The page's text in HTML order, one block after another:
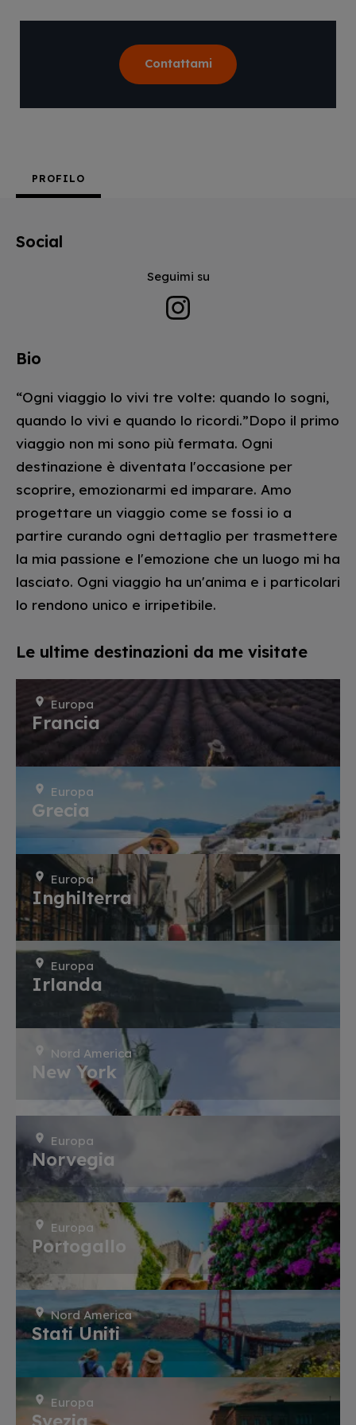
Contattami
PROFILO
Social
Seguimi su
Bio
“Ogni viaggio lo vivi tre volte: quando lo sogni,
quando lo vivi e quando lo ricordi.”Dopo il primo
viaggio non mi sono più fermata. Ogni
destinazione è diventata l'occasione per
scoprire, emozionarmi ed imparare. Amo
progettare un viaggio come se fossi io a
partire curando ogni dettaglio per trasmettere
la mia passione e l'emozione che un luogo mi ha
lasciato. Ogni viaggio ha un'anima e i particolari
lo rendono unico e irripetibile.
Le ultime destinazioni da me visitate
Europa
Francia
Europa
Grecia
Europa
Inghilterra
Europa
Irlanda
Nord America
New York
Europa
Norvegia
Europa
Portogallo
Nord America
Stati Uniti
Europa